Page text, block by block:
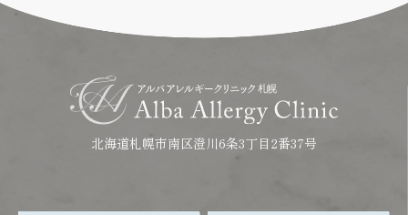
北海道札幌市南区澄川6条3丁目2番37号